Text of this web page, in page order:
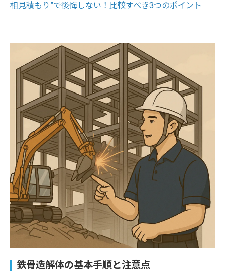
相見積もり”で後悔しない！比較すべき3つのポイント
鉄骨造解体の基本手順と注意点